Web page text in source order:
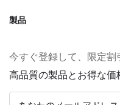
製品
今すぐ登録して、限定割
高品質の製品とお得な価